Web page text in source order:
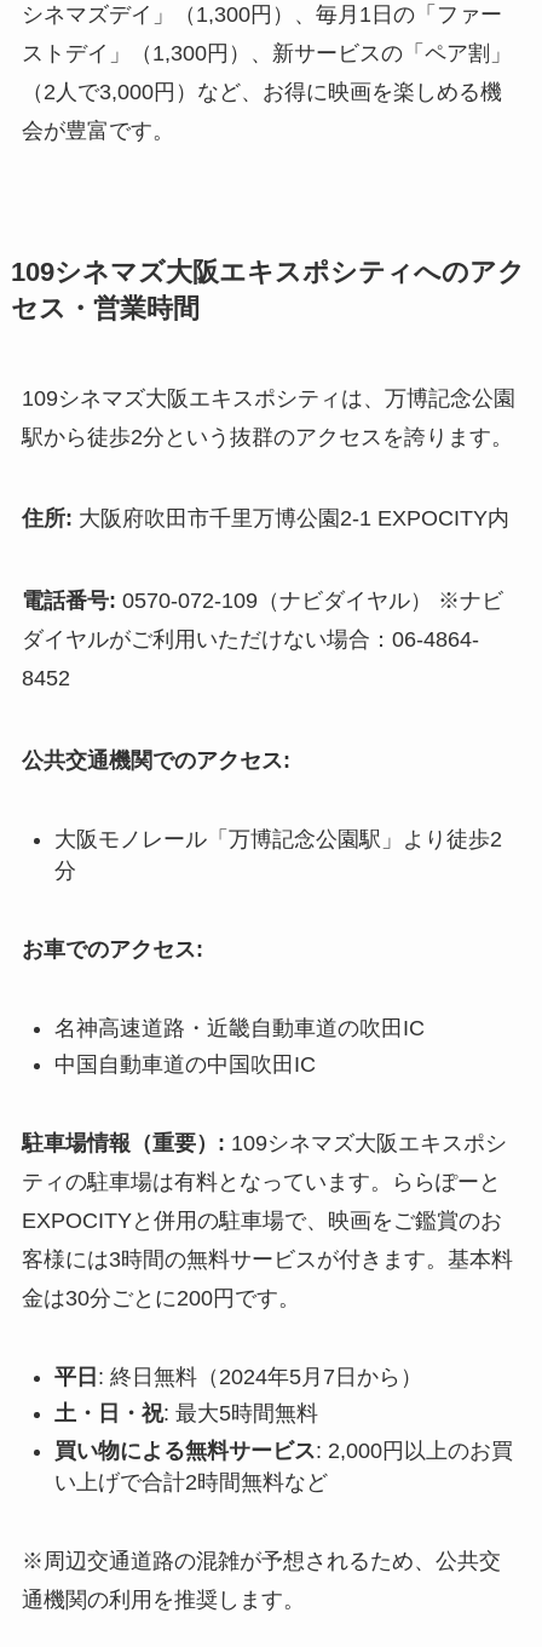
シネマズデイ」（1,300円）、毎月1日の「ファー
ストデイ」（1,300円）、新サービスの「ペア割」
（2人で3,000円）など、お得に映画を楽しめる機
会が豊富です。
109シネマズ大阪エキスポシティへのアク
セス・営業時間
109シネマズ大阪エキスポシティは、万博記念公園
駅から徒歩2分という抜群のアクセスを誇ります。
住所: 大阪府吹田市千里万博公園2-1 EXPOCITY内
電話番号: 0570-072-109（ナビダイヤル） ※ナビ
ダイヤルがご利用いただけない場合：06-4864-
8452
公共交通機関でのアクセス:
大阪モノレール「万博記念公園駅」より徒歩2
分
お車でのアクセス:
名神高速道路・近畿自動車道の吹田IC
中国自動車道の中国吹田IC
駐車場情報（重要）: 109シネマズ大阪エキスポシ
ティの駐車場は有料となっています。ららぽーと
EXPOCITYと併用の駐車場で、映画をご鑑賞のお
客様には3時間の無料サービスが付きます。基本料
金は30分ごとに200円です。
平日 : 終日無料（2024年5月7日から）
土・日・祝: 最大5時間無料
買い物による無料サービス: 2,000円以上のお買
い上げで合計2時間無料など
※周辺交通道路の混雑が予想されるため、公共交
通機関の利用を推奨します。